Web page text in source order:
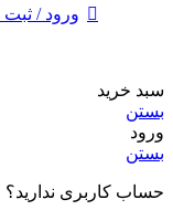
ورود / ثبت
سبد خرید
بستن
ورود
بستن
حساب کاربری ندارید؟